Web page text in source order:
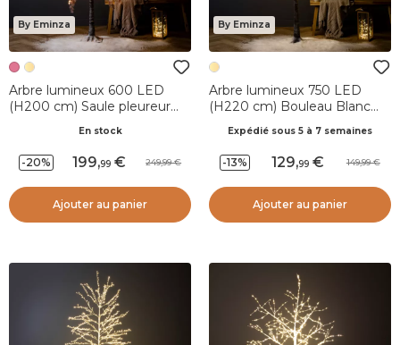
By Eminza
Arbre lumineux 600 LED
(H200 cm) Saule pleureur
En stock
-20% 199,99 249,99
Ajouter au panier
By Eminza
Arbre lumineux 750 LED
(H220 cm) Bouleau Blanc
Expédié sous 5 à 7 semaines
-13% 129,99 149,99
Ajouter au panier